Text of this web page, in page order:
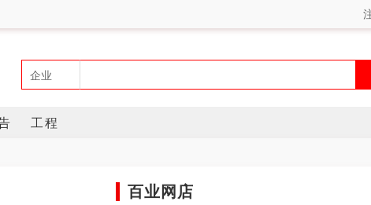
工程
百业网店